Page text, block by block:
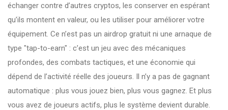
échanger contre d’autres cryptos, les conserver en espérant
qu’ils montent en valeur, ou les utiliser pour améliorer votre
équipement. Ce n’est pas un airdrop gratuit ni une arnaque de
type "tap-to-earn" : c’est un jeu avec des mécaniques
profondes, des combats tactiques, et une économie qui
dépend de l’activité réelle des joueurs. Il n’y a pas de gagnant
automatique : plus vous jouez bien, plus vous gagnez. Et plus
vous avez de joueurs actifs, plus le système devient durable.